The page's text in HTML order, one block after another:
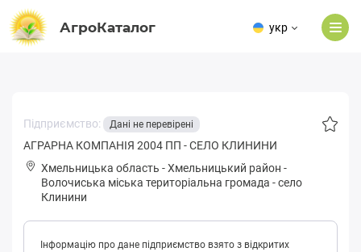
АгроКаталог укр
Підприємство: Дані не перевірені
АГРАРНА КОМПАНІЯ 2004 ПП - СЕЛО КЛИНИНИ
Хмельницька область -Хмельницький район -
Вoлoчиськa міська територіальна громада -село
Клинини
Інформацію про дане підприємство взято з відкритих